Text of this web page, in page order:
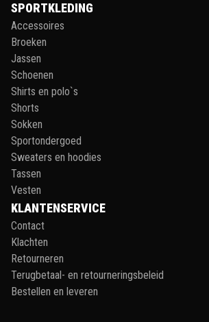
SPORTKLEDING
Accessoires
Broeken
Jassen
Schoenen
Shirts en polo`s
Shorts
Sokken
Sportondergoed
Sweaters en hoodies
Tassen
Vesten
KLANTENSERVICE
Contact
Klachten
Retourneren
Terugbetaal- en retourneringsbeleid
Bestellen en leveren